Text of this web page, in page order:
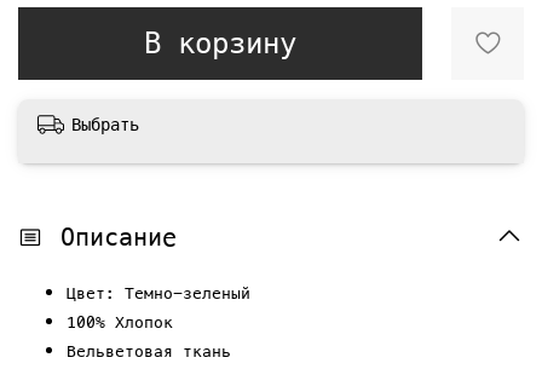
В корзину
Выбрать
Описание
Цвет: Темно-зеленый
100% Хлопок
Вельветовая ткань